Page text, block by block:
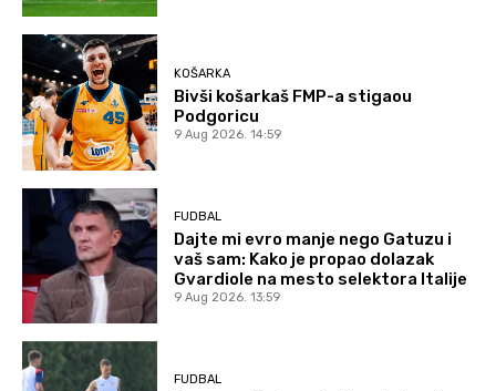
KOŠARKA
Bivši košarkaš FMP-a stigaou
Podgoricu
9 Aug 2026. 14:59
FUDBAL
Dajte mi evro manje nego Gatuzu i
vaš sam: Kako je propao dolazak
Gvardiole na mesto selektora Italije
9 Aug 2026. 13:59
FUDBAL